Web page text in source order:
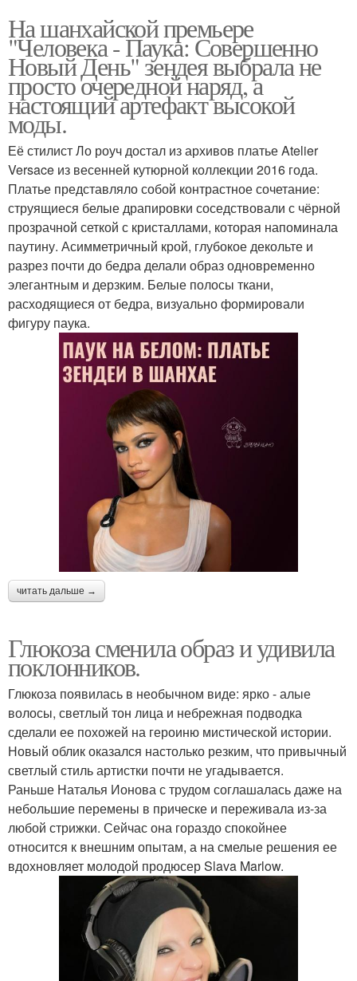
На шанхайской премьере
"Человека - Паука: Совершенно
Новый День" зендея выбрала не
просто очередной наряд, а
настоящий артефакт высокой
моды.
Её стилист Ло роуч достал из архивов платье Atelier
Versace из весенней кутюрной коллекции 2016 года.
Платье представляло собой контрастное сочетание:
струящиеся белые драпировки соседствовали с чёрной
прозрачной сеткой с кристаллами, которая напоминала
паутину. Асимметричный крой, глубокое декольте и
разрез почти до бедра делали образ одновременно
элегантным и дерзким. Белые полосы ткани,
расходящиеся от бедра, визуально формировали
фигуру паука.
читать дальше →
Глюкоза сменила образ и удивила
поклонников.
Глюкоза появилась в необычном виде: ярко - алые
волосы, светлый тон лица и небрежная подводка
сделали ее похожей на героиню мистической истории.
Новый облик оказался настолько резким, что привычный
светлый стиль артистки почти не угадывается.
Раньше Наталья Ионова с трудом соглашалась даже на
небольшие перемены в прическе и переживала из-за
любой стрижки. Сейчас она гораздо спокойнее
относится к внешним опытам, а на смелые решения ее
вдохновляет молодой продюсер Slava Marlow.